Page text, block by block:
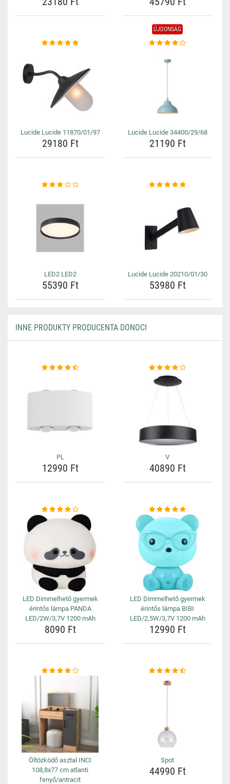
Lucide Lucide 11870/01/97
29180 Ft
ÚJDONSÁG
Lucide Lucide 34400/29/68
21190 Ft
LED2 LED2
55390 Ft
Lucide Lucide 20210/01/30
53980 Ft
INNE PRODUKTY PRODUCENTA DONOCI
PL
12990 Ft
V
40890 Ft
LED Dimmelhető gyermek
érintős lámpa PANDA
LED/2W/3,7V 1200 mAh
8090 Ft
LED Dimmelhető gyermek
érintős lámpa BIBI
LED/2,5W/3,7V 1200 mAh
12990 Ft
Öltözködő asztal INCI
108,8x77 cm atlanti
fenyő/antracit
Spot
44990 Ft